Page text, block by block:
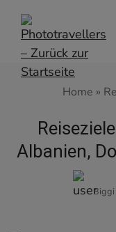
Inhalt
springen
Home »
Albanien,